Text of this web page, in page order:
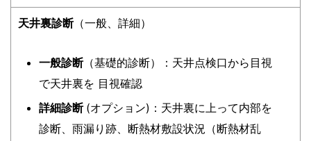
天井裏診断（一般、詳細）
一般診断（基礎的診断）：天井点検口から目視
で天井裏を 目視確認
詳細診断 (オプション)：天井裏に上って内部を
診断、雨漏り跡、断熱材敷設状況（断熱材乱